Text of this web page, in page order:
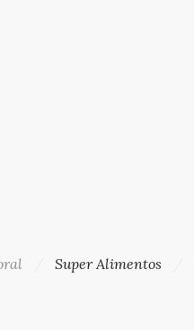
Super Alimentos